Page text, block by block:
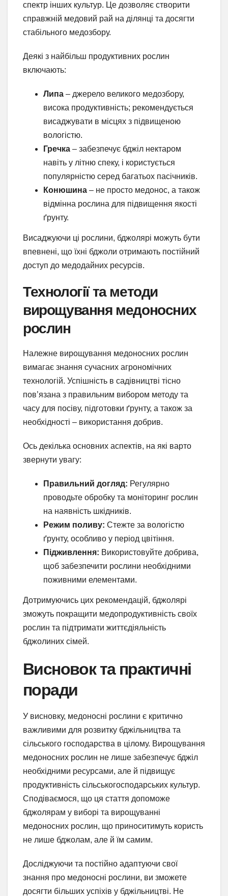
спектр інших культур. Це дозволяє створити
справжній медовий рай на ділянці та досягти
стабільного медозбору.
Деякі з найбільш продуктивних рослин
включають:
Липа – джерело великого медозбору,
висока продуктивність; рекомендується
висаджувати в місцях з підвищеною
вологістю.
Гречка – забезпечує бджіл нектаром
навіть у літню спеку, і користується
популярністю серед багатьох пасічників.
Конюшина – не просто медонос, а також
відмінна рослина для підвищення якості
ґрунту.
Висаджуючи ці рослини, бджолярі можуть бути
впевнені, що їхні бджоли отримають постійний
доступ до медодайних ресурсів.
Технології та методи
вирощування медоносних
рослин
Належне вирощування медоносних рослин
вимагає знання сучасних агрономічних
технологій. Успішність в садівництві тісно
пов’язана з правильним вибором методу та
часу для посіву, підготовки ґрунту, а також за
необхідності – використання добрив.
Ось декілька основних аспектів, на які варто
звернути увагу:
Правильний догляд: Регулярно
проводьте обробку та моніторинг рослин
на наявність шкідників.
Режим поливу: Стежте за вологістю
ґрунту, особливо у період цвітіння.
Підживлення: Використовуйте добрива,
щоб забезпечити рослини необхідними
поживними елементами.
Дотримуючись цих рекомендацій, бджолярі
зможуть покращити медопродуктивність своїх
рослин та підтримати життєдіяльність
бджолиних сімей.
Висновок та практичні
поради
У висновку, медоносні рослини є критично
важливими для розвитку бджільництва та
сільського господарства в цілому. Вирощування
медоносних рослин не лише забезпечує бджіл
необхідними ресурсами, але й підвищує
продуктивність сільськогосподарських культур.
Сподіваємося, що ця стаття допоможе
бджолярам у виборі та вирощуванні
медоносних рослин, що приноситимуть користь
не лише бджолам, але й їм самим.
Досліджуючи та постійно адаптуючи свої
знання про медоносні рослини, ви зможете
досягти більших успіхів у бджільництві. Не